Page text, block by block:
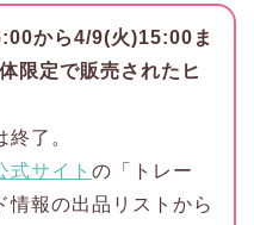
から4/9(火)15:00ま
限定で販売されたヒ
了。
式サイト の「トレー
情報の出品リストから